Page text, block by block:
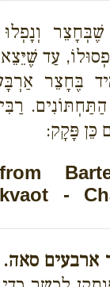
עַד שֶׁיֵּצֵא
בֶּחָצֵר
הַתַּחְתּוֹנִים.
כֵּן פָּקָק:
-
ארבעים סאה.